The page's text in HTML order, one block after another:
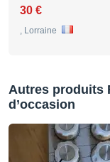
30 €
, Lorraine
Autres produits
d’occasion